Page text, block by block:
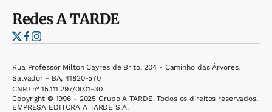
RedesA TARDE
Rua Professor Milton Cayres de Brito, 204 - Caminho das Árvores,
Salvador - BA, 41820-570
CNPJ nº 15.111.297/0001-30
Copyright © 1996 - 2025 Grupo A TARDE. Todos os direitos reservados.
EMPRESA EDITORA A TARDE S.A.